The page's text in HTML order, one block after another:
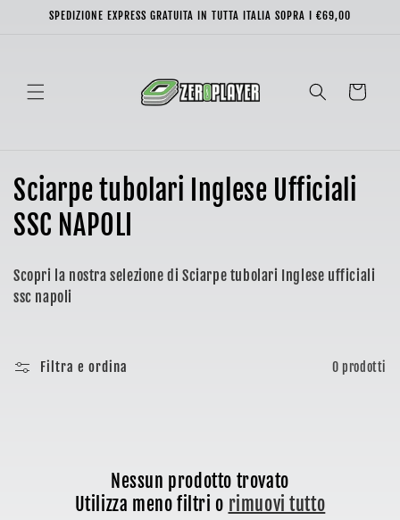
direttamente
SPEDIZIONE EXPRESS GRATUITA IN TUTTA ITALIA SOPRA I €69,00
Carrello
C
o
l
z
Sciarpe tubolari Inglese Ufficiali
SSC NAPOLI
Scopri la nostra selezione di Sciarpe tubolari Inglese ufficiali
ssc napoli
Filtra e ordina 0 prodotti
Nessun prodotto trovato
Utilizza meno filtri o rimuovi tutto